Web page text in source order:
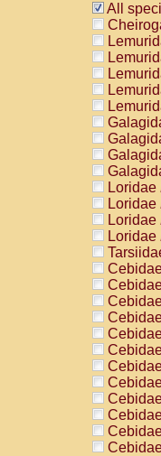
All
Loridae
Loridae
Loridae
Loridae